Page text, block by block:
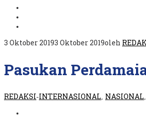
3 Oktober 20193 Oktober 2019oleh
Pasukan
REDAKSI-INTERNASIONAL NASIONAL